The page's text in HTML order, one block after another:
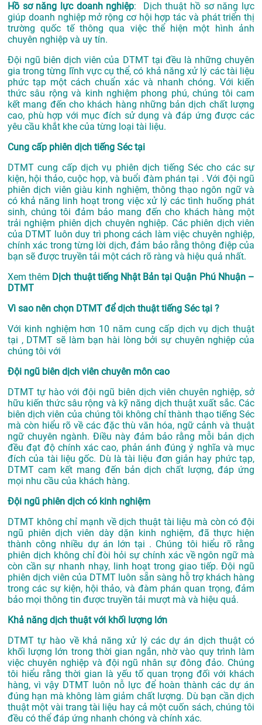
Hồ sơ năng lực doanh nghiệp: Dịch thuật hồ sơ năng lực
giúp doanh nghiệp mở rộng cơ hội hợp tác và phát triển thị
trường quốc tế thông qua việc thể hiện một hình ảnh
chuyên nghiệp và uy tín.
Đội ngũ biên dịch viên của DTMT tại đều là những chuyên
gia trong từng lĩnh vực cụ thể, có khả năng xử lý các tài liệu
phức tạp một cách chuẩn xác và nhanh chóng. Với kiến
thức sâu rộng và kinh nghiệm phong phú, chúng tôi cam
kết mang đến cho khách hàng những bản dịch chất lượng
cao, phù hợp với mục đích sử dụng và đáp ứng được các
yêu cầu khắt khe của từng loại tài liệu.
Cung cấp phiên dịch tiếng Séc tại
DTMT cung cấp dịch vụ phiên dịch tiếng Séc cho các sự
kiện, hội thảo, cuộc họp, và buổi đàm phán tại . Với đội ngũ
phiên dịch viên giàu kinh nghiệm, thông thạo ngôn ngữ và
có khả năng linh hoạt trong việc xử lý các tình huống phát
sinh, chúng tôi đảm bảo mang đến cho khách hàng một
trải nghiệm phiên dịch chuyên nghiệp. Các phiên dịch viên
của DTMT luôn duy trì phong cách làm việc chuyên nghiệp,
chính xác trong từng lời dịch, đảm bảo rằng thông điệp của
bạn sẽ được truyền tải một cách rõ ràng và hiệu quả nhất.
Xem thêm Dịch thuật tiếng Nhật Bản tại Quận Phú Nhuận –
DTMT
Vì sao nên chọn DTMT để dịch thuật tiếng Séc tại ?
Với kinh nghiệm hơn 10 năm cung cấp dịch vụdịch thuật
tại , DTMT sẽ làm bạn hài lòng bởi sự chuyên nghiệp của
chúng tôi với
Đội ngũ biên dịch viên chuyên môn cao
DTMT tự hào với đội ngũ biên dịch viên chuyên nghiệp, sở
hữu kiến thức sâu rộng và kỹ năng dịch thuật xuất sắc. Các
biên dịch viên của chúng tôi không chỉ thành thạo tiếng Séc
mà còn hiểu rõ về các đặc thù văn hóa, ngữ cảnh và thuật
ngữ chuyên ngành. Điều này đảm bảo rằng mỗi bản dịch
đều đạt độ chính xác cao, phản ánh đúng ý nghĩa và mục
đích của tài liệu gốc. Dù là tài liệu đơn giản hay phức tạp,
DTMT cam kết mang đến bản dịch chất lượng, đáp ứng
mọi nhu cầu của khách hàng.
Đội ngũ phiên dịch có kinh nghiệm
DTMT không chỉ mạnh về dịch thuật tài liệu mà còn có đội
ngũ phiên dịch viên dày dặn kinh nghiệm, đã thực hiện
thành công nhiều dự án lớn tại . Chúng tôi hiểu rõ rằng
phiên dịch không chỉ đòi hỏi sự chính xác về ngôn ngữ mà
còn cần sự nhanh nhạy, linh hoạt trong giao tiếp. Đội ngũ
phiên dịch viên của DTMT luôn sẵn sàng hỗ trợ khách hàng
trong các sự kiện, hội thảo, và đàm phán quan trọng, đảm
bảo mọi thông tin được truyền tải mượt mà và hiệu quả.
Khả năng dịch thuật với khối lượng lớn
DTMT tự hào về khả năng xử lý các dự án dịch thuật có
khối lượng lớn trong thời gian ngắn, nhờ vào quy trình làm
việc chuyên nghiệp và đội ngũ nhân sự đông đảo. Chúng
tôi hiểu rằng thời gian là yếu tố quan trọng đối với khách
hàng, vì vậy DTMT luôn nỗ lực để hoàn thành các dự án
đúng hạn mà không làm giảm chất lượng. Dù bạn cần dịch
thuật một vài trang tài liệu hay cả một cuốn sách, chúng tôi
đều có thể đáp ứng nhanh chóng và chính xác.